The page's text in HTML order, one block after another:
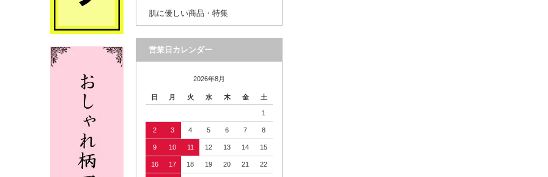
肌に優しい商品・特集
営業日カレンダー
2026年8月
日 月 火 水 木 金 土
1
2 3 4 5 6 7 8
9 10 11 12 13 14 15
16 17 18 19 20 21 22